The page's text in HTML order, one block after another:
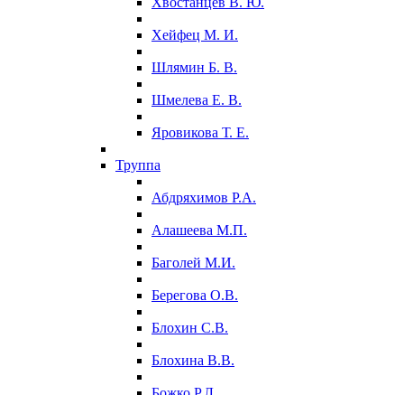
Хейфец М. И.
Шлямин Б. В.
Шмелева Е. В.
Яровикова Т. Е.
Труппа
Абдряхимов Р.А.
Алашеева М.П.
Баголей М.И.
Берегова О.В.
Блохин С.В.
Блохина В.В.